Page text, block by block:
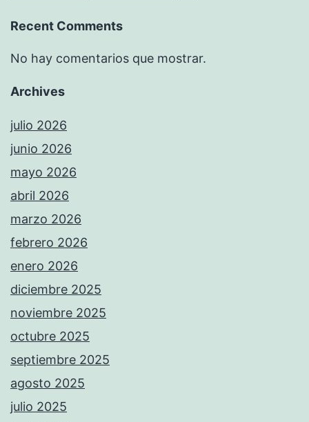
Recent Comments
No hay comentarios que mostrar.
Archives
julio 2026
junio 2026
mayo 2026
abril 2026
marzo 2026
febrero 2026
enero 2026
diciembre 2025
noviembre 2025
octubre 2025
septiembre 2025
agosto 2025
julio 2025